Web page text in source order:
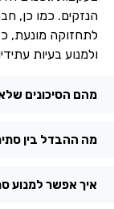
הנזקים. כמו כן,
לתחזוקה מונעת,
ולמנוע בעיות
מהם הסיכונים
מה ההבדל בין
איך אפשר למנוע